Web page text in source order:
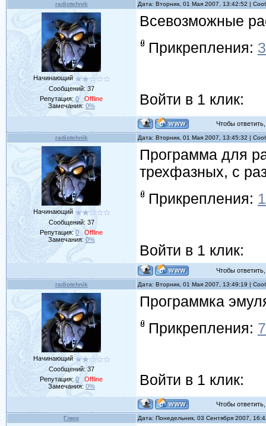
radiotehnik Дата: Вторник, 01 Мая 2007, 13:42:52 |
Начинающий
Сообщений: 37
Репутация:0
Offline
Замечания: 0%
Всевозможные
Прикрепления:
Войти в 1 клик:
Чтобы
radiotehnik Дата: Вторник, 01 Мая 2007, 13:45:32 |
Начинающий
Сообщений: 37
Репутация:0
Offline
Замечания: 0%
Программа для
трехфазных, с
Прикрепления:
Войти в 1 клик:
Чтобы
radiotehnik Дата: Вторник, 01 Мая 2007, 13:49:19 |
Начинающий
Сообщений: 37
Репутация:0
Offline
Замечания: 0%
Программка
Прикрепления:
Войти в 1 клик:
Чтобы
Глюк Дата: Понедельник, 03 Сентября 2007,